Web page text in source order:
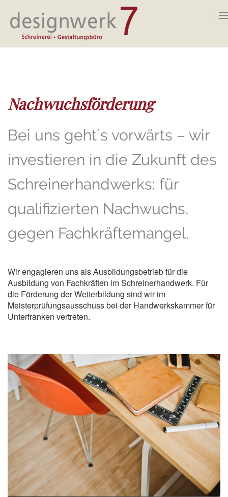
zum
Nachwuchsförderung
Bei uns geht´s vorwärts – wir
investieren in die Zukunft des
Schreinerhandwerks: für
qualifizierten Nachwuchs,
gegen Fachkräftemangel.
Wir engagieren uns als Ausbildungsbetrieb für die
Ausbildung von Fachkräften im Schreinerhandwerk. Für
die Förderung der Weiterbildung sind wir im
Meisterprüfungsausschuss bei der Handwerkskammer für
Unterfranken vertreten.